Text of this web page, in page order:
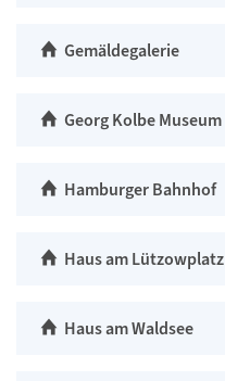
Gemäldegalerie
Georg Kolbe Museum
Hamburger Bahnhof
Haus am Lützowplatz
Haus am Waldsee